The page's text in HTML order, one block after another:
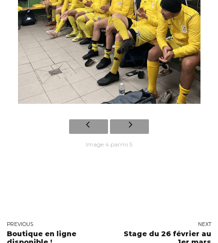
Image 4 parmi 5
PREVIOUS
Boutique en ligne
NEXT
Stage du 26 février au